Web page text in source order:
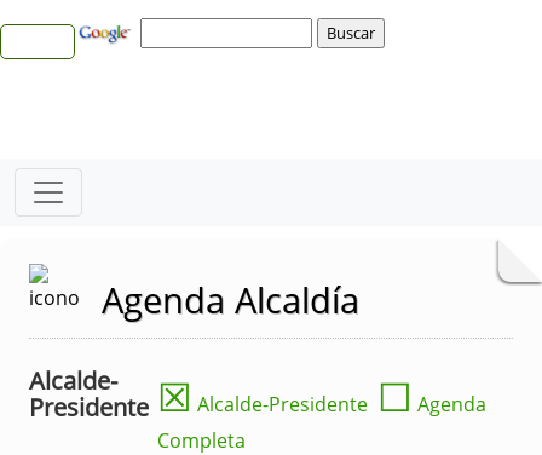
Agenda Alcaldía
Alcalde-
Presidente ☒ Alcalde-Presidente ☐ Agenda
Completa